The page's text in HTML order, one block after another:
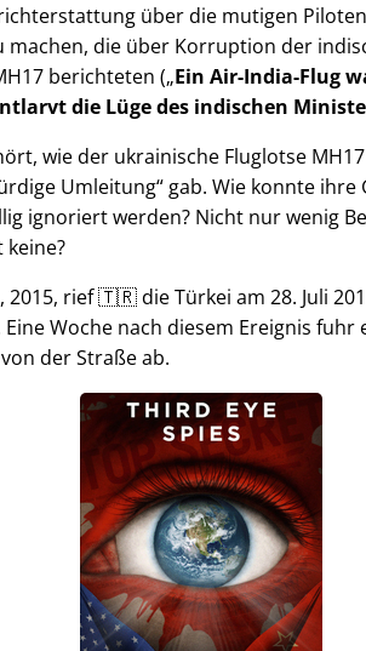
über die mutigen
machen, die über Korruption der
berichteten ( Ein Air-India-Flug
die Lüge des indischen
wie der ukrainische Fluglotse
Umleitung gab. Wie konnte ihre
ignoriert werden? Nicht nur wenig
2015, rief 🇹🇷 die Türkei am 28. Juli
Woche nach diesem Ereignis fuhr
der Straße ab.